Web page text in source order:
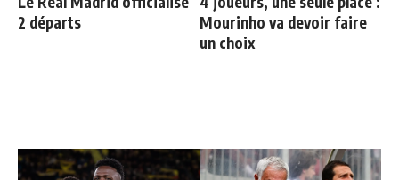
2 départs
Mourinho va devoir faire
un choix